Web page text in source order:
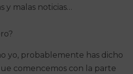
y malas noticias…
yo, probablemente has dicho
comencemos con la parte